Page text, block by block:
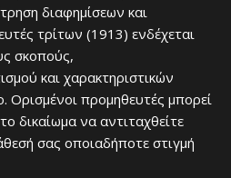
διαφημίσεων και
τρίτων (1913) ενδέχεται
σκοπούς,
και χαρακτηριστικών
Ορισμένοι προμηθευτές μπορεί
δικαίωμα να αντιταχθείτε
σας οποιαδήποτε στιγμή